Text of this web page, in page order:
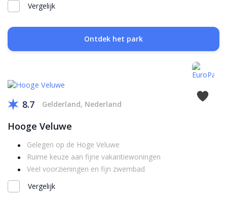
Vergelijk
Ontdek het park
8.7 Gelderland, Nederland
Hooge Veluwe
Gelegen op de Hoge Veluwe
Ruime keuze aan fijne vakantiewoningen
Veel voorzieningen en fijn zwembad
Vergelijk